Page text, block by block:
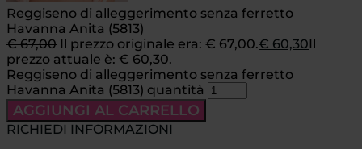
Reggiseno di alleggerimento senza ferretto
Havanna Anita (5813)
€67,00 Il prezzo originale era: € 67,00.€ 60,30Il
prezzo attuale è: € 60,30.
Reggiseno di alleggerimento senza ferretto
Havanna Anita (5813) quantità
AGGIUNGI AL CARRELLO
RICHIEDI INFORMAZIONI